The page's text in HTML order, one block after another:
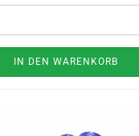
IN DEN WARENKORB